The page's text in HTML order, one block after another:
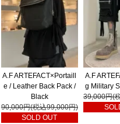
A.F ARTEFACT×Portaill
e / Leather Back Pack /
Black
90,000円(税込99,000円)
SOLD OUT
A.F
g Military
39,000円(